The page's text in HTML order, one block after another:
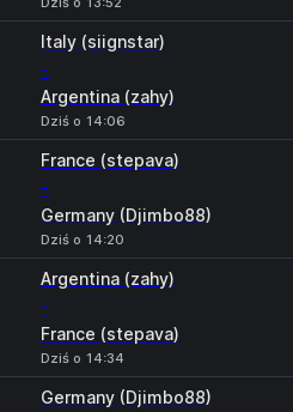
Italy (siignstar)
-
Argentina (zahy)
Dziś o 14:06
France (stepava)
-
Germany (Djimbo88)
Dziś o 14:20
Argentina (zahy)
-
France (stepava)
Dziś o 14:34
Germany (Djimbo88)